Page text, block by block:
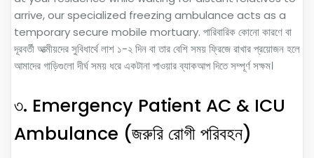
arrive, our specialized freezing ambulance acts as a
temporary secure mobile mortuary. পারিবারিক কোনো কারণে বা
দূরবর্তী আত্মীয়দের সুবিধার্থে লাশ ১-২ দিন বা তার বেশি সময় ফ্রিজে রাখার প্রয়োজন হলে
আমাদের গাড়িগুলো দীর্ঘ সময় ধরে একটানা পাওয়ার ব্যাকআপ দিতে সম্পূর্ণ সক্ষম।
৩. Emergency Patient AC & ICU
Ambulance (জরুরি রোগী পরিবহন)